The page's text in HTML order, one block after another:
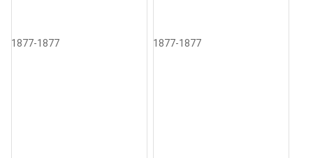
1877-1877 1877-1877